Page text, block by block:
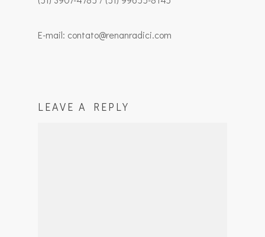
E-mail: contato@renanradici.com
LEAVE A REPLY